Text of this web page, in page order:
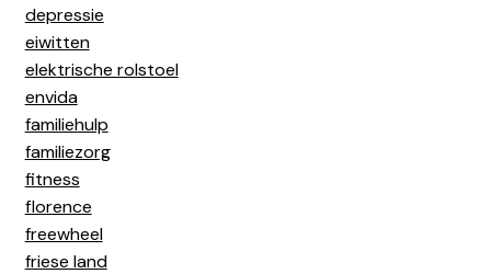
depressie
eiwitten
elektrische rolstoel
envida
familiehulp
familiezorg
fitness
florence
freewheel
friese land